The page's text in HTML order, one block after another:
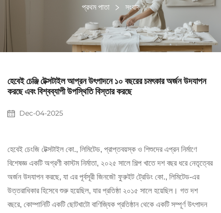
প্রথম পাতা সংবাদ
হেবেই চেঞ্জি টেক্সটাইল আপ্রন উৎপাদনে ১০ বছরের চমৎকার অর্জন উদযাপন
করছে এবং বিশ্বব্যাপী উপস্থিতি বিস্তার করছে
Dec-04-2025
হেবেই চেংজি টেক্সটাইল কো., লিমিটেড, প্রাপ্তবয়স্ক ও শিশুদের এপ্রন নির্মাণে
বিশেষজ্ঞ একটি অগ্রণী কাস্টম নির্মাতা, ২০২৫ সালে শিল্প খাতে দশ বছর ধরে নেতৃত্বের
অর্জন উদযাপন করছে, যা এর পূর্বসূরী জিনজৌ ফুরুইট ট্রেডিং কো., লিমিটেড-এর
উত্তরাধিকার হিসেবে শুরু হয়েছিল, যার প্রতিষ্ঠা ২০১৫ সালে হয়েছিল। গত দশ
বছরে, কোম্পানিটি একটি ছোটখাটো বাণিজ্যিক প্রতিষ্ঠান থেকে একটি সম্পূর্ণ উৎপাদন